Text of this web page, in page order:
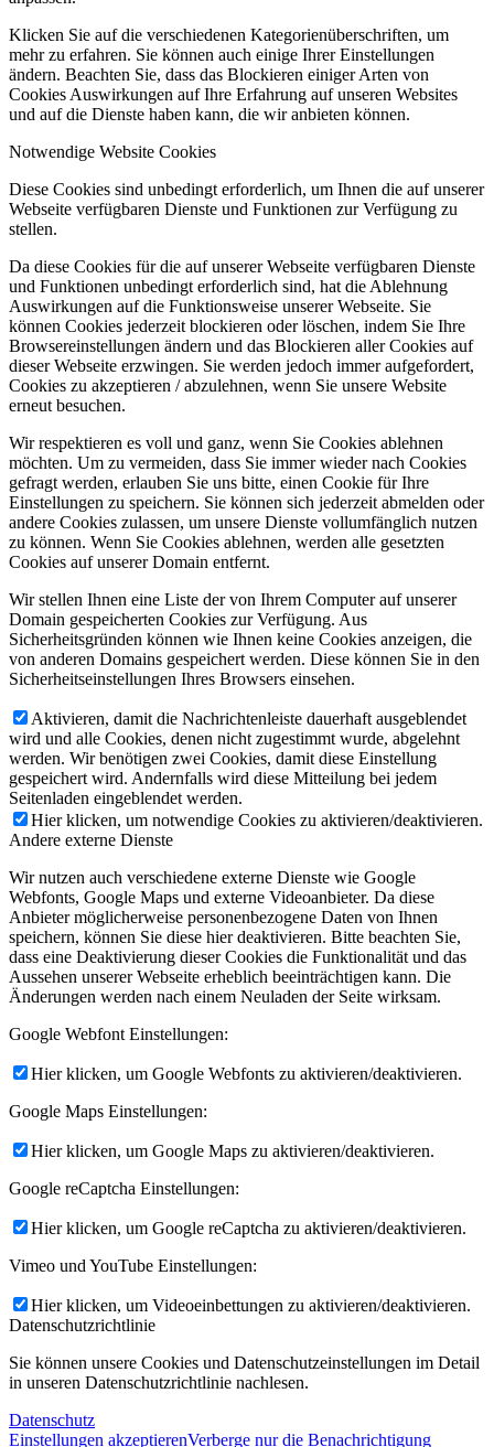
Klicken Sie auf die verschiedenen Kategorienüberschriften, um
mehr zu erfahren. Sie können auch einige Ihrer Einstellungen
ändern. Beachten Sie, dass das Blockieren einiger Arten von
Cookies Auswirkungen auf Ihre Erfahrung auf unseren Websites
und auf die Dienste haben kann, die wir anbieten können.
Notwendige Website Cookies
Diese Cookies sind unbedingt erforderlich, um Ihnen die auf unserer
Webseite verfügbaren Dienste und Funktionen zur Verfügung zu
stellen.
Da diese Cookies für die auf unserer Webseite verfügbaren Dienste
und Funktionen unbedingt erforderlich sind, hat die Ablehnung
Auswirkungen auf die Funktionsweise unserer Webseite. Sie
können Cookies jederzeit blockieren oder löschen, indem Sie Ihre
Browsereinstellungen ändern und das Blockieren aller Cookies auf
dieser Webseite erzwingen. Sie werden jedoch immer aufgefordert,
Cookies zu akzeptieren / abzulehnen, wenn Sie unsere Website
erneut besuchen.
Wir respektieren es voll und ganz, wenn Sie Cookies ablehnen
möchten. Um zu vermeiden, dass Sie immer wieder nach Cookies
gefragt werden, erlauben Sie uns bitte, einen Cookie für Ihre
Einstellungen zu speichern. Sie können sich jederzeit abmelden oder
andere Cookies zulassen, um unsere Dienste vollumfänglich nutzen
zu können. Wenn Sie Cookies ablehnen, werden alle gesetzten
Cookies auf unserer Domain entfernt.
Wir stellen Ihnen eine Liste der von Ihrem Computer auf unserer
Domain gespeicherten Cookies zur Verfügung. Aus
Sicherheitsgründen können wie Ihnen keine Cookies anzeigen, die
von anderen Domains gespeichert werden. Diese können Sie in den
Sicherheitseinstellungen Ihres Browsers einsehen.
Aktivieren, damit die Nachrichtenleiste dauerhaft ausgeblendet
wird und alle Cookies, denen nicht zugestimmt wurde, abgelehnt
werden. Wir benötigen zwei Cookies, damit diese Einstellung
gespeichert wird. Andernfalls wird diese Mitteilung bei jedem
Seitenladen eingeblendet werden.
Hier klicken, um notwendige Cookies zu aktivieren/deaktivieren.
Andere externe Dienste
Wir nutzen auch verschiedene externe Dienste wie Google
Webfonts, Google Maps und externe Videoanbieter. Da diese
Anbieter möglicherweise personenbezogene Daten von Ihnen
speichern, können Sie diese hier deaktivieren. Bitte beachten Sie,
dass eine Deaktivierung dieser Cookies die Funktionalität und das
Aussehen unserer Webseite erheblich beeinträchtigen kann. Die
Änderungen werden nach einem Neuladen der Seite wirksam.
Google Webfont Einstellungen:
Hier klicken, um Google Webfonts zu aktivieren/deaktivieren.
Google Maps Einstellungen:
Hier klicken, um Google Maps zu aktivieren/deaktivieren.
Google reCaptcha Einstellungen:
Hier klicken, um Google reCaptcha zu aktivieren/deaktivieren.
Vimeo und YouTube Einstellungen:
Hier klicken, um Videoeinbettungen zu aktivieren/deaktivieren.
Datenschutzrichtlinie
Sie können unsere Cookies und Datenschutzeinstellungen im Detail
in unseren Datenschutzrichtlinie nachlesen.
Datenschutz
Einstellungen akzeptierenVerberge nur die Benachrichtigung